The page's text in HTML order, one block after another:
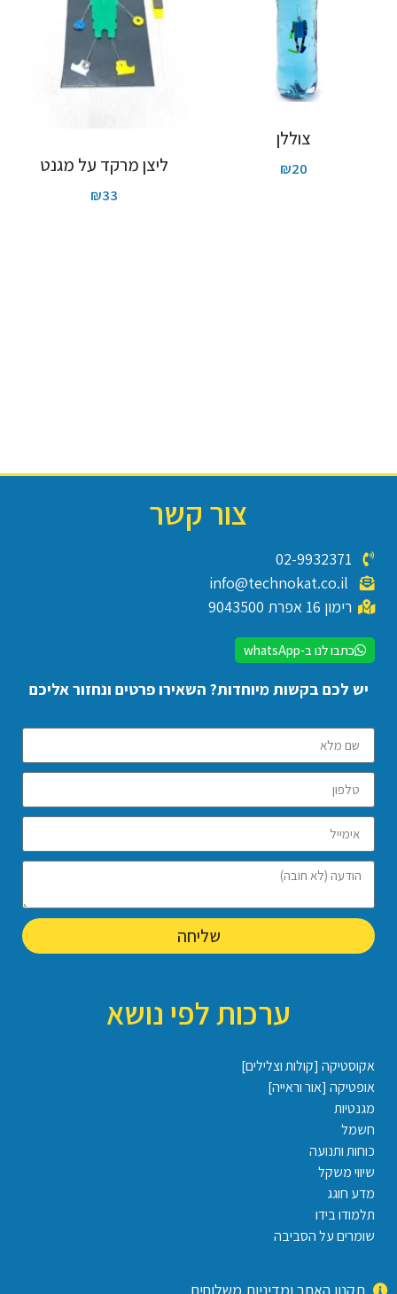
צוללן
₪20 ליצן מרקד על מגנט
₪33
צור קשר
02-9932371
רימון 16 אפרת 9043500
כתבו לנו ב-whatsApp
יש לכם בקשות מיוחדות? השאירו פרטים ונחזור אליכם
שליחה
ערכות לפי נושא
אקוסטיקה [קולות וצלילים]
אופטיקה [אור וראייה]
מגנטיות
חשמל
כוחות ותנועה
שיווי משקל
מדע חוגג
תלמודו בידו
שומרים על הסביבה
תקנון האתר ומדיניות משלוחים